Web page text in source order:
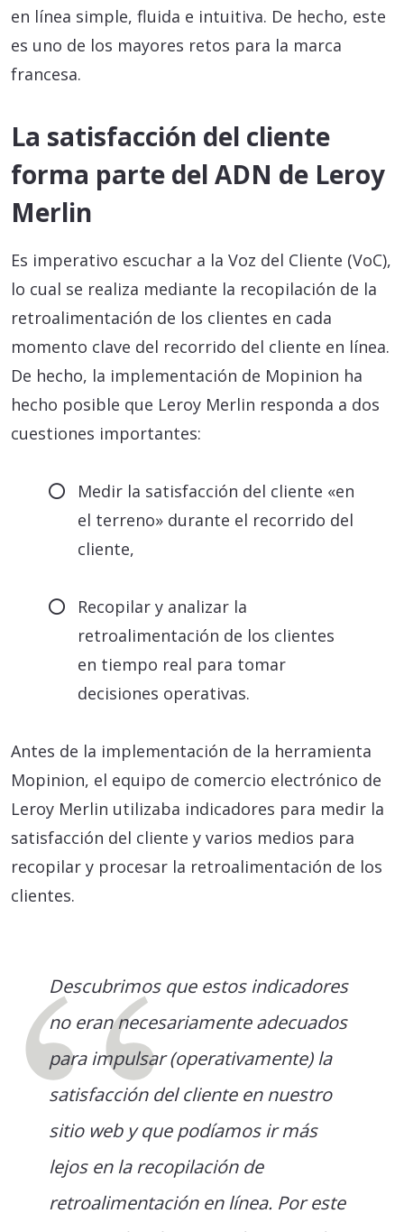
en línea simple, fluida e intuitiva. De hecho, este
es uno de los mayores retos para la marca
francesa.
La satisfacción del cliente
forma parte del ADN de Leroy
Merlin
Es imperativo escuchar a la Voz del Cliente (VoC),
lo cual se realiza mediante la recopilación de la
retroalimentación de los clientes en cada
momento clave del recorrido del cliente en línea.
De hecho, la implementación de Mopinion ha
hecho posible que Leroy Merlin responda a dos
cuestiones importantes:
Medir la satisfacción del cliente «en
el terreno» durante el recorrido del
cliente,
Recopilar y analizar la
retroalimentación de los clientes
en tiempo real para tomar
decisiones operativas.
Antes de la implementación de la herramienta
Mopinion, el equipo de comercio electrónico de
Leroy Merlin utilizaba indicadores para medir la
satisfacción del cliente y varios medios para
recopilar y procesar la retroalimentación de los
clientes.
Descubrimos que estos indicadores
no eran necesariamente adecuados
para impulsar (operativamente) la
satisfacción del cliente en nuestro
sitio web y que podíamos ir más
lejos en la recopilación de
retroalimentación en línea. Por este